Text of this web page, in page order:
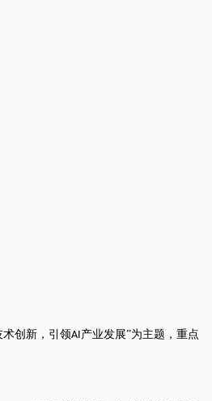
创新，引领AI 产业发展”为主题，重点